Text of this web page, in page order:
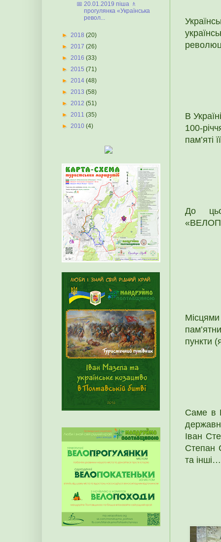
В
100-
пам’яті
До
пункти
Саме в
Іван
Степан
та інші…
📅 20.01.2019 піша 🚶
прогулянка «Українська
револ...
► 2018 (20)
► 2017 (26)
► 2016 (33)
► 2015 (71)
► 2014 (48)
► 2013 (58)
► 2012 (51)
► 2011 (35)
► 2010 (4)